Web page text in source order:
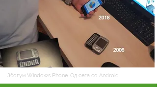
Збогум Windows Phone. Од сега со Android ...